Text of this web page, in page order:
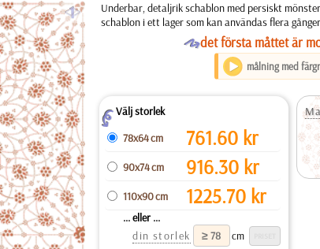
a
Underbar, detaljrik schablon med persiskt
schablon i ett lager som kan användas flera
Odet första måttet är
målning med
ZVälj storlek
78x64 cm
761.60kr
90x74 cm 916.30kr
110x90 cm 1225.70kr
... eller ...
din storlek
cm